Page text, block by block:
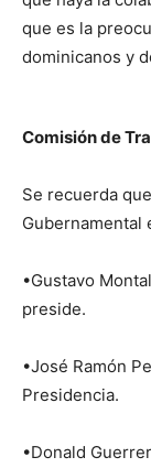
que es la
dominicanos y
Comisión de
Se recuerda
Gubernamental
•Gustavo
preside.
•José Ramón
Presidencia.
•Donald